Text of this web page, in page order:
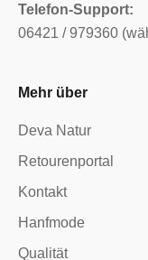
Telefon-Support:
06421 / 979360
Mehr über
Deva Natur
Retourenportal
Kontakt
Hanfmode
Qualität